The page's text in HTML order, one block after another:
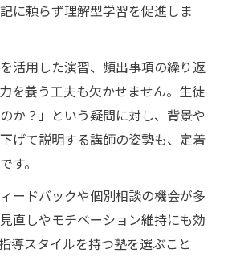
に頼らず理解型学習を促進しま
活用した演習、頻出事項の繰り返
を養う工夫も欠かせません。生徒
か？」という疑問に対し、背景や
げて説明する講師の姿勢も、定着
す。
ードバックや個別相談の機会が多
直しやモチベーション維持にも効
導スタイルを持つ塾を選ぶこと